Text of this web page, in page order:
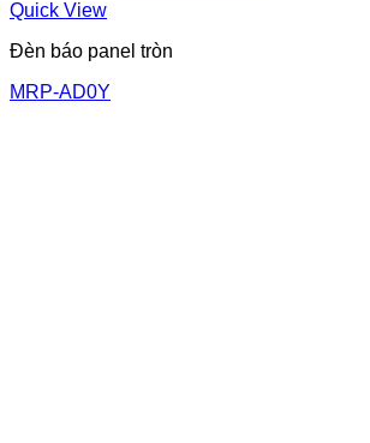
Quick View
Đèn báo panel tròn
MRP-AD0Y